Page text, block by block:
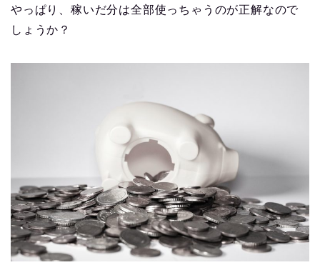
やっぱり、稼いだ分は全部使っちゃうのが正解なので
しょうか？